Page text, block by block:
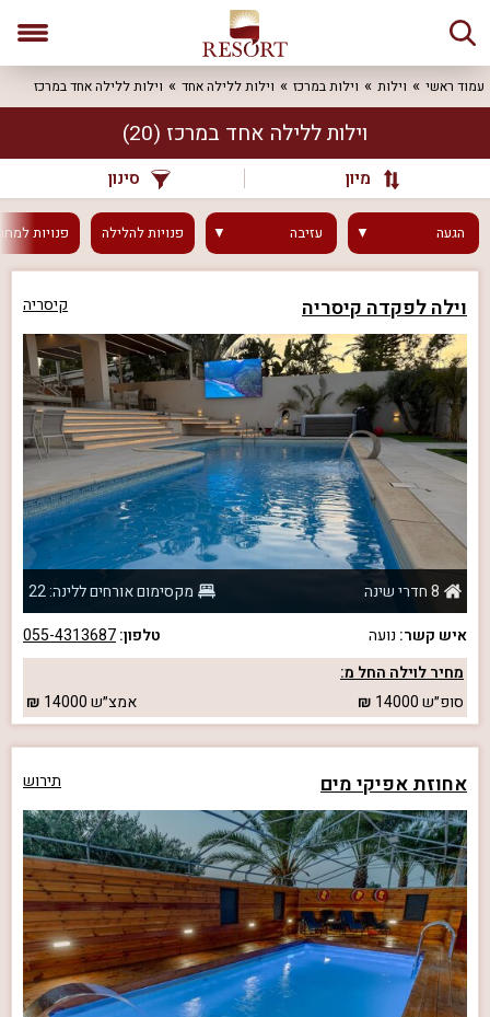
עמוד ראשי וילות וילות במרכז וילות ללילה אחד וילות ללילה אחד במרכז
וילות ללילה אחד במרכז (20)
מיון סינון
הגעה עזיבה פנויותלהלילה פנויות
וילה לפקדה קיסריה קיסריה
8 חדרי שינה
מקסימום אורחים ללינה: 22
איש קשר: נועה טלפון:055-4313687
מחיר לוילה החל מ:
סופ״ש14000 אמצ״ש14000
אחוזת אפיקי מים תירוש